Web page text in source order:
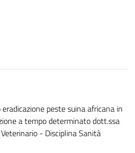
peste suina africana in
a tempo determinato dott.ssa
- Disciplina Sanità